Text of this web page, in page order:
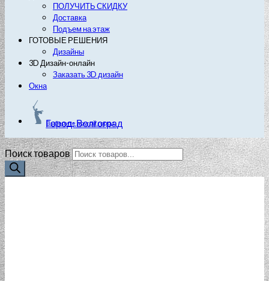
ПОЛУЧИТЬ СКИДКУ
Доставка
Подъем на этаж
ГОТОВЫЕ РЕШЕНИЯ
Дизайны
3D Дизайн-онлайн
Заказать 3D дизайн
Окна
Город: Волгоград
Выберите другой город
Поиск товаров